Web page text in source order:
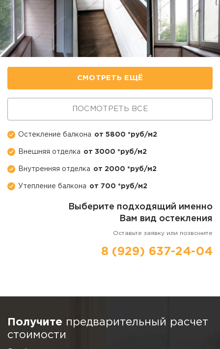
Остекление балкона от 5800 *руб/м2
Внешняя отделка от 3000 *руб/м2
Внутренняя отделка от 2000 *руб/м2
Утепление балкона от 700 *руб/м2
СМОТРЕТЬ ЕЩЁ
ПОСМОТРЕТЬ ВСЕ
Выберите подходящий именно
Вам вид остекления
Оставьте заявку или позвоните
8 (929) 637-24-04
Получите предварительный расчет
стоимости